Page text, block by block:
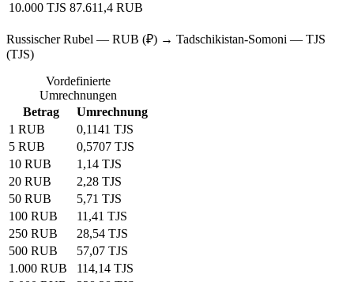
10.000 TJS 87.611,4 RUB
Russischer Rubel — RUB (₽) → Tadschikistan-Somoni — TJS
(TJS)
Vordefinierte
Umrechnungen
Betrag
Umrechnung
1 RUB
0,1141 TJS
5 RUB
0,5707 TJS
10 RUB
1,14 TJS
20 RUB
2,28 TJS
50 RUB
5,71 TJS
100 RUB
11,41 TJS
250 RUB
28,54 TJS
500 RUB
57,07 TJS
1.000 RUB
114,14 TJS